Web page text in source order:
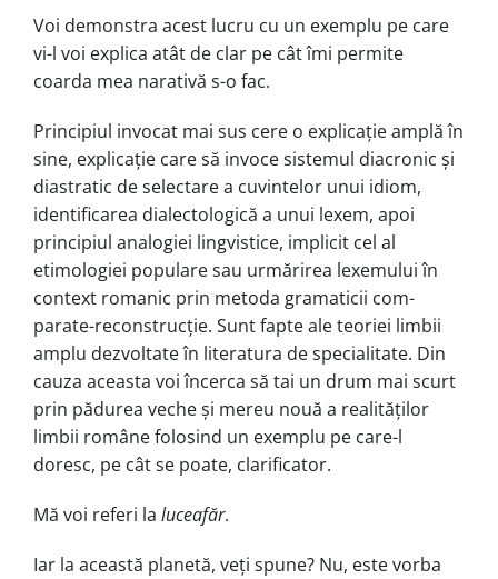
Voi demonstra acest lucru cu un exem­plu pe care
vi-l voi explica atât de clar pe cât îmi permite
coarda mea na­ra­tivă s-o fac.
Principiul invocat mai sus cere o ex­plicație amplă în
sine, explicație care să invoce sistemul diacronic și
dia­stra­tic de selectare a cuvintelor unui idiom,
identificarea dialectologică a unui le­xem, apoi
principiul analogiei lingvis­ti­ce, implicit cel al
etimologiei populare sau urmărirea lexemului în
context ro­manic prin metoda gramaticii com­
parate-reconstrucție. Sunt fapte ale teo­riei limbii
amplu dezvoltate în litera­tura de specialitate. Din
cauza aceasta voi încerca să tai un drum mai scurt
prin pădurea veche și mereu nouă a realităților
limbii române folosind un exemplu pe care-l
doresc, pe cât se poa­te, clarificator.
Mă voi referi la luceafăr.
Iar la această planetă, veți spune? Nu, este vorba